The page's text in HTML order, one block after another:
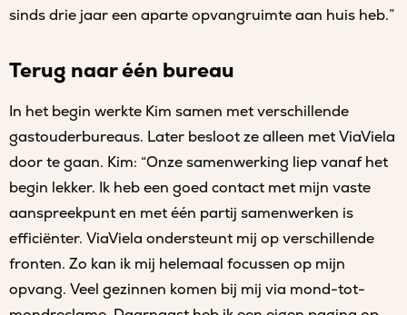
sinds drie jaar een aparte opvangruimte aan huis heb.”
Terug naar één bureau
In het begin werkte Kim samen met verschillende
gastouderbureaus. Later besloot ze alleen met ViaViela
door te gaan. Kim: “Onze samenwerking liep vanaf het
begin lekker. Ik heb een goed contact met mijn vaste
aanspreekpunt en met één partij samenwerken is
efficiënter. ViaViela ondersteunt mij op verschillende
fronten. Zo kan ik mij helemaal focussen op mijn
opvang. Veel gezinnen komen bij mij via mond-tot-